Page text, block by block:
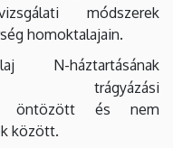
módszerek
homoktalajain.
háztartásának
trágyázási
öntözött és nem
között.